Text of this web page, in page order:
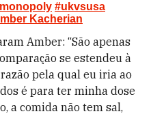
#ukvsusa
Kacherian
Amber: “São apenas
se estendeu à
pela qual eu iria ao
é para ter minha dose
a comida não tem sal,